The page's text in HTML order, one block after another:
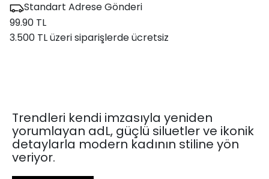
Standart Adrese Gönderi
99.90 TL
3.500 TL üzeri siparişlerde ücretsiz
Trendleri kendi imzasıyla yeniden
yorumlayan adL, güçlü siluetler ve ikonik
detaylarla modern kadının stiline yön
veriyor.